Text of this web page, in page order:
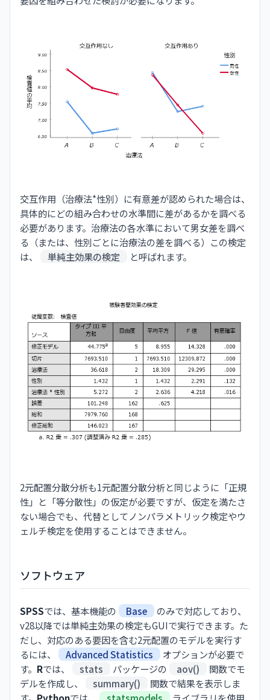
交互作用（治療法*性別）に有意差が認められた場合は、
具体的にどの組み合わせの水準間に差があるかを調べる
必要があります。治療法の各水準において男女差を調べ
る（または、性別ごとに治療法の差を調べる）この検定
は、
単純主効果の検定 と呼ばれます。
2元配置分散分析も1元配置分散分析と同じように「正規
性」と「等分散性」の仮定が必要ですが、仮定を満たさ
ない場合でも、代替としてノンパラメトリック検定やウ
ェルチ検定を使用することはできません。
ソフトウェア
SPSSでは、基本機能の Base
のみで対応しており、
v28以降では単純主効果の検定もGUIで実行できます。た
だし、対応のある要因を含む2元配置のモデルを実行す
るには、
Advanced Statistics
オプションが必要で
す。 Rでは、 stats パッケージの aov()
関数でモ
デルを作成し、
summary()
関数で結果を表示しま